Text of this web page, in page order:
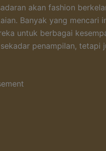
akan fashion
Banyak yang mencari
untuk berbagai
penampilan, tetapi